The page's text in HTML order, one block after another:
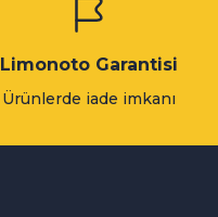
Limonoto Garantisi
Ürünlerde iade imkanı